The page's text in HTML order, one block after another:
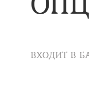
ВХОДИТ В